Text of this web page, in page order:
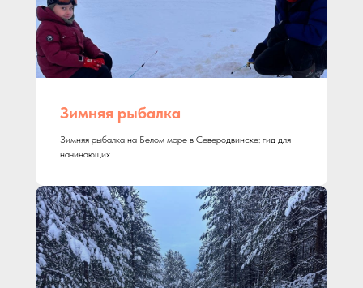
Зимняя рыбалка
Зимняя рыбалка на Белом море в Северодвинске: гид для
начинающих